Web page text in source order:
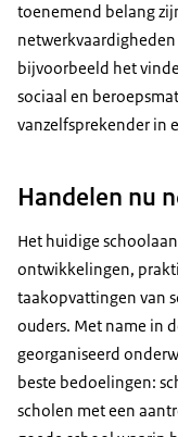
toenemend belang
bijvoorbeeld het
sociaal en
vanzelfsprekender in
Handelen nu
Het huidige
ontwikkelingen,
taakopvattingen van
ouders. Met name in
georganiseerd
beste bedoelingen:
scholen met een